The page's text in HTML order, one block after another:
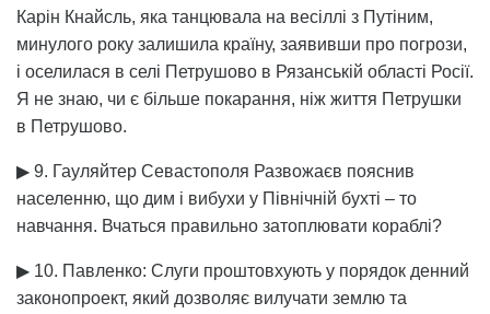
Карін Кнайсль, яка танцювала на весіллі з Путіним,
минулого року залишила країну, заявивши про погрози,
і оселилася в селі Петрушово в Рязанській області Росії.
Я не знаю, чи є більше покарання, ніж життя Петрушки
в Петрушово.
▶ 9. Гауляйтер Севастополя Развожаєв пояснив
населенню, що дим і вибухи у Північній бухті – то
навчання. Вчаться правильно затоплювати кораблі?
▶ 10. Павленко: Слуги проштовхують у порядок денний
законопроект, який дозволяє вилучати землю та